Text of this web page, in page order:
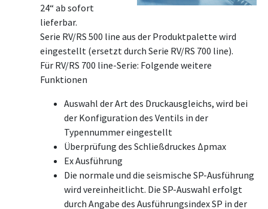
24“ ab sofort
lieferbar.
Serie RV/RS 500 line aus der Produktpalette wird
eingestellt (ersetzt durch Serie RV/RS 700 line).
Für RV/RS 700 line-Serie: Folgende weitere
Funktionen
Auswahl der Art des Druckausgleichs, wird bei
der Konfiguration des Ventils in der
Typennummer eingestellt
Überprüfung des Schließdruckes Δpmax
Ex Ausführung
Die normale und die seismische SP-Ausführung
wird vereinheitlicht. Die SP-Auswahl erfolgt
durch Angabe des Ausführungsindex SP in der